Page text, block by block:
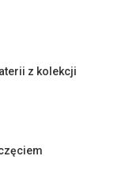
z kolekcji